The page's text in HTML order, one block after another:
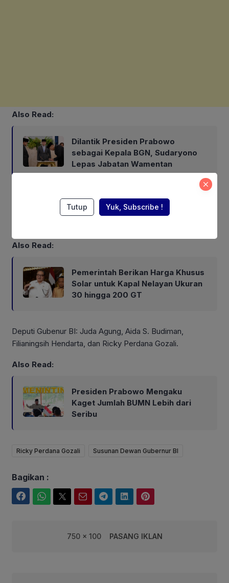
Also Read:
Dilantik Presiden Prabowo
sebagai Kepala BGN, Sudaryono
Lepas Jabatan Wamentan
Gubernur BI: Perry Warjiyo
Also Read:
Pemerintah Berikan Harga Khusus
Solar untuk Kapal Nelayan Ukuran
30 hingga 200 GT
Deputi Gubenur BI: Juda Agung, Aida S. Budiman,
Filianingsih Hendarta, dan Ricky Perdana Gozali.
Also Read:
Presiden Prabowo Mengaku
Kaget Jumlah BUMN Lebih dari
Seribu
Ricky Perdana Gozali Susunan Dewan Gubernur BI
Bagikan :
750 x 100 PASANG IKLAN
Tutup Yuk, Subscribe !